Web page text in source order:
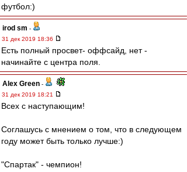
футбол:)
irod sm -
31 дек 2019 18:36
Есть полный просвет- оффсайд, нет -
начинайте с центра поля.
Alex Green -
31 дек 2019 18:21
Всех с наступающим!
Соглашусь с мнением о том, что в следующем
году может быть только лучше:)
"Спартак" - чемпион!